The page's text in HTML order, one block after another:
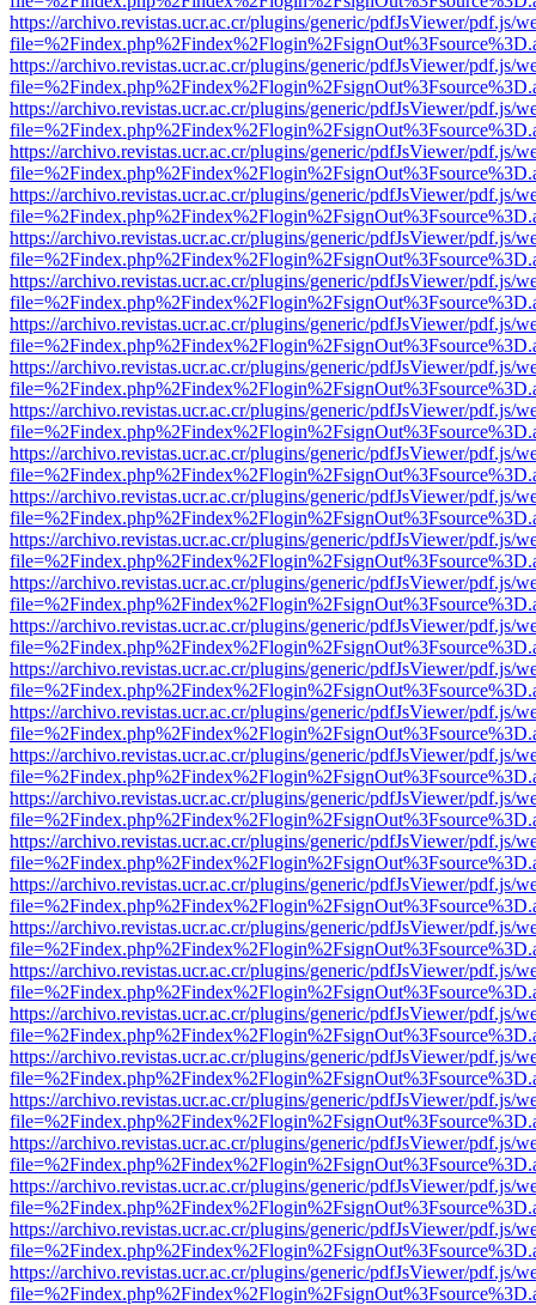
https://archivo.revistas.ucr.ac.cr/plugins/generic/pdfJsViewer/pdf.js/
https://archivo.revistas.ucr.ac.cr/plugins/generic/pdfJsViewer/pdf.js/
https://archivo.revistas.ucr.ac.cr/plugins/generic/pdfJsViewer/pdf.js/
https://archivo.revistas.ucr.ac.cr/plugins/generic/pdfJsViewer/pdf.js/
https://archivo.revistas.ucr.ac.cr/plugins/generic/pdfJsViewer/pdf.js/
https://archivo.revistas.ucr.ac.cr/plugins/generic/pdfJsViewer/pdf.js/
https://archivo.revistas.ucr.ac.cr/plugins/generic/pdfJsViewer/pdf.js/
https://archivo.revistas.ucr.ac.cr/plugins/generic/pdfJsViewer/pdf.js/
https://archivo.revistas.ucr.ac.cr/plugins/generic/pdfJsViewer/pdf.js/
https://archivo.revistas.ucr.ac.cr/plugins/generic/pdfJsViewer/pdf.js/
https://archivo.revistas.ucr.ac.cr/plugins/generic/pdfJsViewer/pdf.js/
https://archivo.revistas.ucr.ac.cr/plugins/generic/pdfJsViewer/pdf.js/
https://archivo.revistas.ucr.ac.cr/plugins/generic/pdfJsViewer/pdf.js/
https://archivo.revistas.ucr.ac.cr/plugins/generic/pdfJsViewer/pdf.js/
https://archivo.revistas.ucr.ac.cr/plugins/generic/pdfJsViewer/pdf.js/
https://archivo.revistas.ucr.ac.cr/plugins/generic/pdfJsViewer/pdf.js/
https://archivo.revistas.ucr.ac.cr/plugins/generic/pdfJsViewer/pdf.js/
https://archivo.revistas.ucr.ac.cr/plugins/generic/pdfJsViewer/pdf.js/
https://archivo.revistas.ucr.ac.cr/plugins/generic/pdfJsViewer/pdf.js/
https://archivo.revistas.ucr.ac.cr/plugins/generic/pdfJsViewer/pdf.js/
https://archivo.revistas.ucr.ac.cr/plugins/generic/pdfJsViewer/pdf.js/
https://archivo.revistas.ucr.ac.cr/plugins/generic/pdfJsViewer/pdf.js/
https://archivo.revistas.ucr.ac.cr/plugins/generic/pdfJsViewer/pdf.js/
https://archivo.revistas.ucr.ac.cr/plugins/generic/pdfJsViewer/pdf.js/
https://archivo.revistas.ucr.ac.cr/plugins/generic/pdfJsViewer/pdf.js/
https://archivo.revistas.ucr.ac.cr/plugins/generic/pdfJsViewer/pdf.js/
https://archivo.revistas.ucr.ac.cr/plugins/generic/pdfJsViewer/pdf.js/
https://archivo.revistas.ucr.ac.cr/plugins/generic/pdfJsViewer/pdf.js/
https://archivo.revistas.ucr.ac.cr/plugins/generic/pdfJsViewer/pdf.js/
https://archivo.revistas.ucr.ac.cr/plugins/generic/pdfJsViewer/pdf.js/